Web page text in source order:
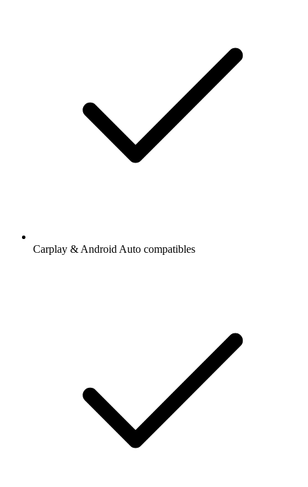
Carplay & Android Auto compatibles